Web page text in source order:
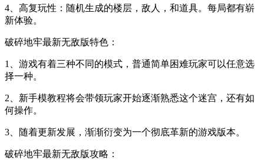
4、高复玩性：随机生成的楼层，敌人，和道具。每局都有崭
新体验。
破碎地牢最新无敌版特色：
1、游戏有着三种不同的模式，普通简单困难玩家可以任意选
择一种。
2、新手模教程将会带领玩家开始逐渐熟悉这个迷宫，还有如
何操作。
3、随着更新发展，渐渐衍变为一个彻底革新的游戏版本。
破碎地牢最新无敌版攻略：